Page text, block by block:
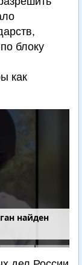
блоку
как
найден